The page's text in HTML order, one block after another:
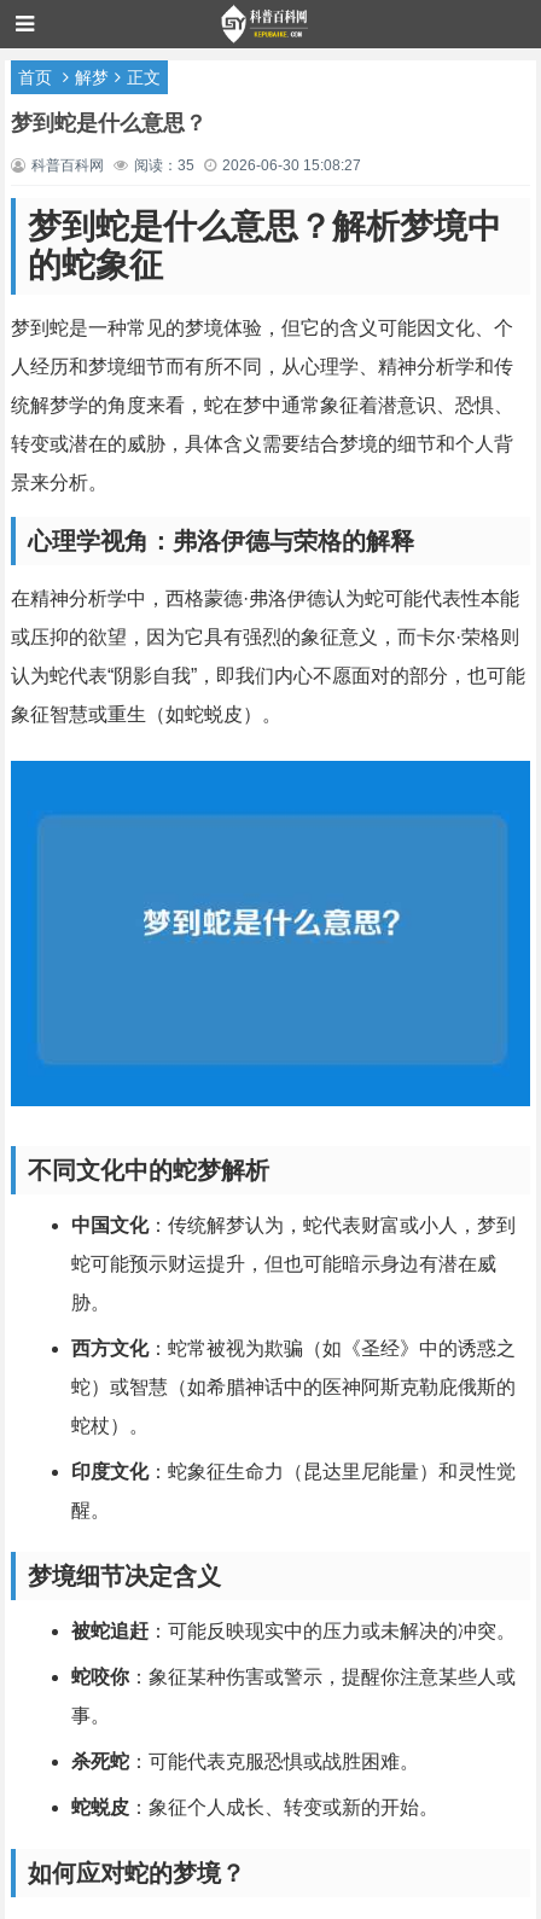
首页 解梦 正文
梦到蛇是什么意思？
科普百科网 阅读：35 2026-06-30 15:08:27
梦到蛇是什么意思？解析梦境中
的蛇象征
梦到蛇是一种常见的梦境体验，但它的含义可能因文化、个
人经历和梦境细节而有所不同，从心理学、精神分析学和传
统解梦学的角度来看，蛇在梦中通常象征着潜意识、恐惧、
转变或潜在的威胁，具体含义需要结合梦境的细节和个人背
景来分析。
心理学视角：弗洛伊德与荣格的解释
在精神分析学中，西格蒙德·弗洛伊德认为蛇可能代表性本能
或压抑的欲望，因为它具有强烈的象征意义，而卡尔·荣格则
认为蛇代表“阴影自我”，即我们内心不愿面对的部分，也可能
象征智慧或重生（如蛇蜕皮）。
不同文化中的蛇梦解析
中国文化：传统解梦认为，蛇代表财富或小人，梦到
蛇可能预示财运提升，但也可能暗示身边有潜在威
胁。
西方文化：蛇常被视为欺骗（如《圣经》中的诱惑之
蛇）或智慧（如希腊神话中的医神阿斯克勒庇俄斯的
蛇杖）。
印度文化：蛇象征生命力（昆达里尼能量）和灵性觉
醒。
梦境细节决定含义
被蛇追赶：可能反映现实中的压力或未解决的冲突。
蛇咬你：象征某种伤害或警示，提醒你注意某些人或
事。
杀死蛇：可能代表克服恐惧或战胜困难。
蛇蜕皮：象征个人成长、转变或新的开始。
如何应对蛇的梦境？